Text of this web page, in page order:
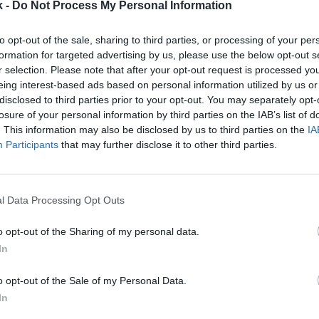
- Do Not Process My Personal Information
opt-out of the sale, sharing to third parties, or processing of your
for targeted advertising by us, please use the below opt-out
selection. Please note that after your opt-out request is processed
interest-based ads based on personal information utilized by us
to third parties prior to your opt-out. You may separately
of your personal information by third parties on the IAB’s list of
This information may also be disclosed by us to third parties on the
Participants that may further disclose it to other third parties.
Data Processing Opt Outs
opt-out of the Sharing of my personal data.
opt-out of the Sale of my Personal Data.
privadosha liderado el negocio con 2.051
y una facturación de 3.341 millones de libras
Por su parte, los complejospúblicosy
4,3 millones de socios y unas ventas
(3.000 millones de euros). Los operadores
los 2.051 locales únicos, 1,5 millones de abonados
millones de libras (652,9 millones de euros). Con
vuelto a registrar un año récord de crecimiento
cada vez más desafiante. Los consumidores
presidente de UKActive . “Los servicios que
la salud preventiva, mejoran la recuperación de
laboralmente”, añadió.
al mercado español